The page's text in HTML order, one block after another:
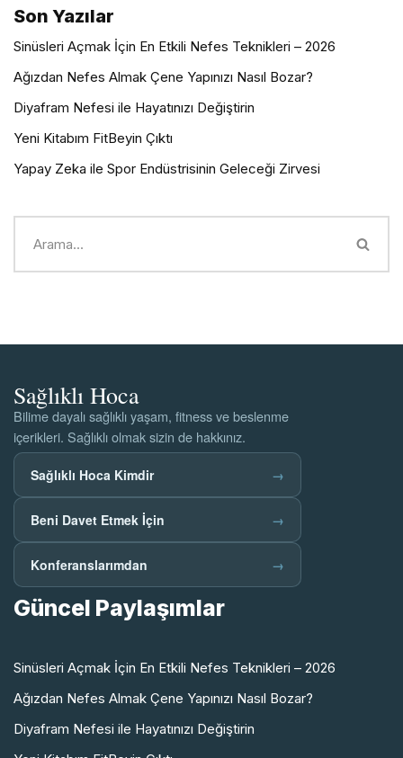
Son Yazılar
Sinüsleri Açmak İçin En Etkili Nefes Teknikleri – 2026
Ağızdan Nefes Almak Çene Yapınızı Nasıl Bozar?
Diyafram Nefesi ile Hayatınızı Değiştirin
Yeni Kitabım FitBeyin Çıktı
Yapay Zeka ile Spor Endüstrisinin Geleceği Zirvesi
Sağlıklı Hoca
Bilime dayalı sağlıklı yaşam, fitness ve beslenme
içerikleri. Sağlıklı olmak sizin de hakkınız.
Sağlıklı Hoca Kimdir →
Beni Davet Etmek İçin →
Konferanslarımdan →
Güncel Paylaşımlar
Sinüsleri Açmak İçin En Etkili Nefes Teknikleri – 2026
Ağızdan Nefes Almak Çene Yapınızı Nasıl Bozar?
Diyafram Nefesi ile Hayatınızı Değiştirin